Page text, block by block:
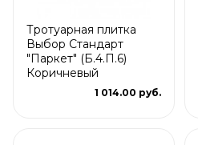
Тротуарная плитка
Выбор Стандарт
"Паркет" (Б.4.П.6)
Коричневый
1 014.00 руб.